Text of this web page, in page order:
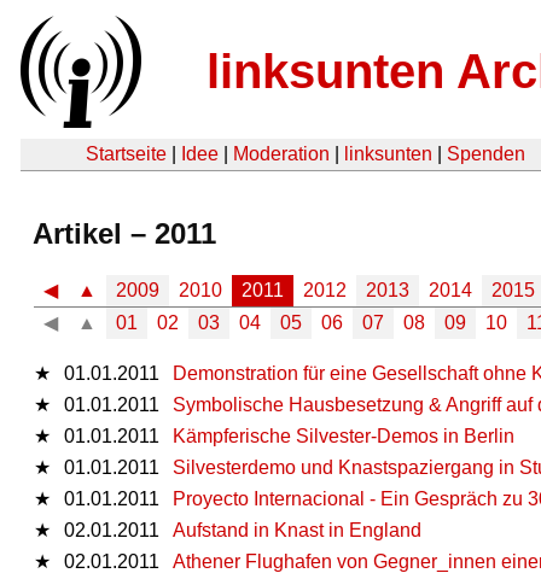
linksunten
Startseite Idee Moderation linksunten Spenden
Artikel – 2011
◀ ▲ 2009 2010 2011 2012 2013 2014
2015
◀
▲ 01 02 03 04 05 06 07 08 09 10
★ 01.01.2011
Demonstration für eine Gesellschaft ohne
★
01.01.2011
Symbolische Hausbesetzung & Angriff
★
01.01.2011
Kämpferische Silvester-Demos in Berlin
★
01.01.2011
Silvesterdemo und Knastspaziergang in
★
01.01.2011
Proyecto Internacional - Ein Gespräch zu
★
02.01.2011
Aufstand in Knast in England
★
02.01.2011
Athener Flughafen von Gegner_innen